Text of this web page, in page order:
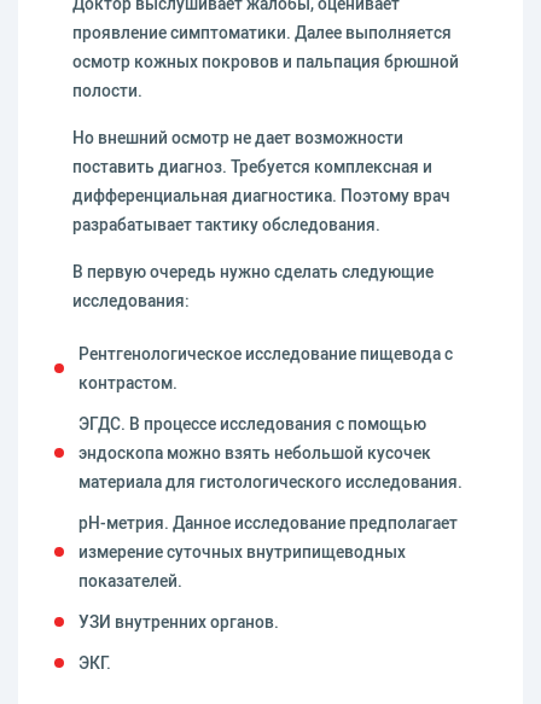
проявление симптоматики. Далее выполняется
осмотр кожных покровов и пальпация брюшной
полости.
Но внешний осмотр не дает возможности
поставить диагноз. Требуется комплексная и
дифференциальная диагностика. Поэтому врач
разрабатывает тактику обследования.
В первую очередь нужно сделать следующие
исследования:
Рентгенологическое исследование пищевода с
контрастом.
ЭГДС. В процессе исследования с помощью
эндоскопа можно взять небольшой кусочек
материала для гистологического исследования.
pH-метрия. Данное исследование предполагает
измерение суточных внутрипищеводных
показателей.
УЗИ внутренних органов.
ЭКГ.